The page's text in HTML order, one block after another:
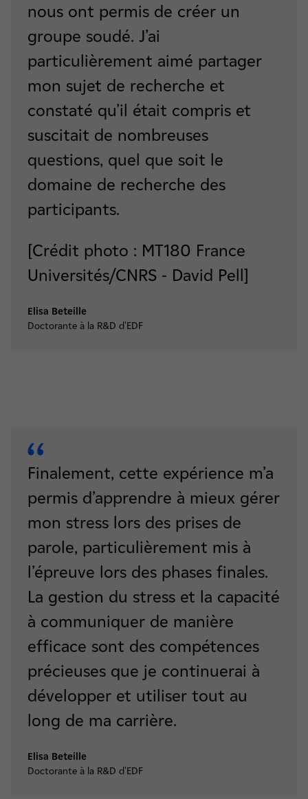
nous ont permis de créer un
groupe soudé. J’ai
particulièrement aimé partager
mon sujet de recherche et
constaté qu’il était compris et
suscitait de nombreuses
questions, quel que soit le
domaine de recherche des
participants.​​​​​​
[Crédit photo : MT180 France
Universités/CNRS - David Pell]
Elisa Beteille
Doctorante à la R&D d'EDF
​​​​​​​Finalement, cette expérience m’a
permis d’apprendre à mieux gérer
mon stress lors des prises de
parole, particulièrement mis à
l’épreuve lors des phases finales.
La gestion du stress et la capacité
à communiquer de manière
efficace sont des compétences
précieuses que je continuerai à
développer et utiliser tout au
long de ma carrière.
Elisa Beteille
Doctorante à la R&D d'EDF